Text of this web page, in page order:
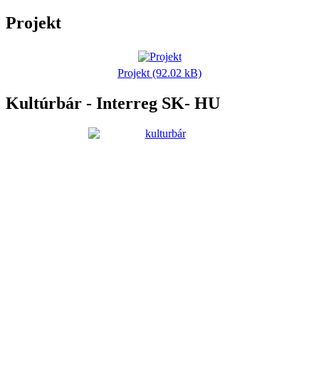
Projekt
Projekt (92.02 kB)
Kultúrbár - Interreg SK- HU